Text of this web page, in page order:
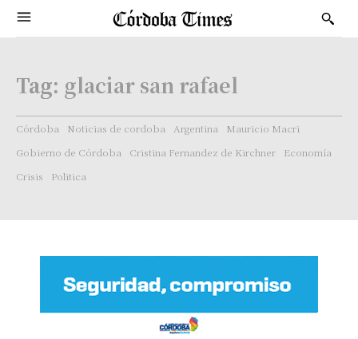
Tag: glaciar san rafael
Córdoba Noticias de cordoba Argentina
Mauricio Macri
Gobierno de Córdoba
Cristina Fernandez de Kirchner
Economía
Crisis
Politica